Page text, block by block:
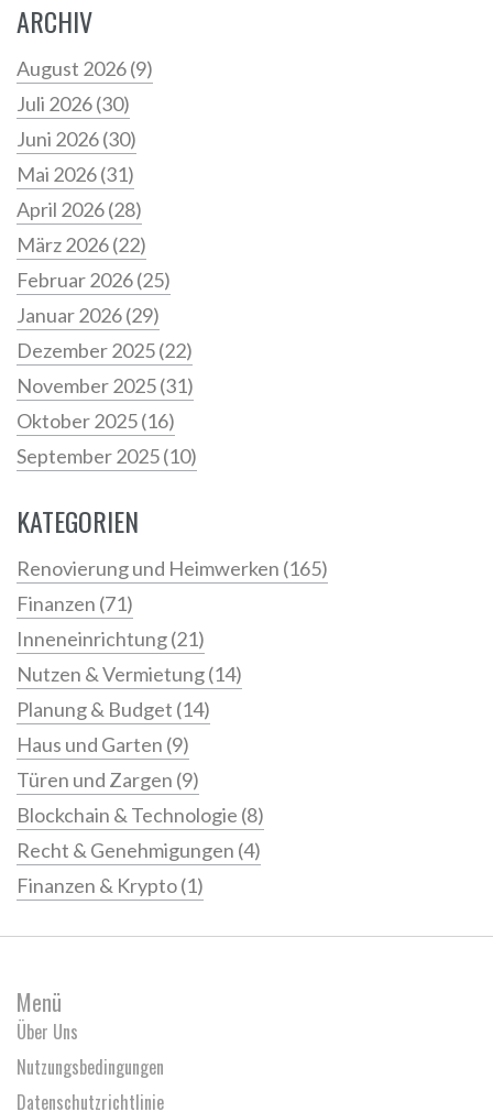
ARCHIV
August 2026(9)
Juli 2026(30)
Juni 2026(30)
Mai 2026(31)
April 2026(28)
März 2026(22)
Februar 2026(25)
Januar 2026(29)
Dezember 2025(22)
November 2025(31)
Oktober 2025(16)
September 2025(10)
KATEGORIEN
Renovierung und Heimwerken (165)
Finanzen (71)
Inneneinrichtung(21)
Nutzen & Vermietung(14)
Planung & Budget (14)
Haus und Garten (9)
Türen und Zargen (9)
Blockchain & Technologie (8)
Recht & Genehmigungen (4)
Finanzen & Krypto(1)
Menü
Über Uns
Nutzungsbedingungen
Datenschutzrichtlinie